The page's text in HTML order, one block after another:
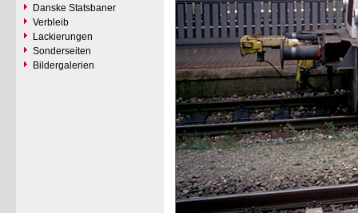
Danske Statsbaner
Verbleib
Lackierungen
Sonderseiten
Bildergalerien